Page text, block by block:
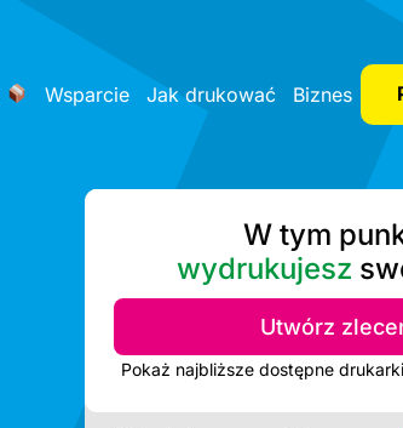
Wsparcie Jak drukować Biznes
W tym
wydrukujesz
Utwórz